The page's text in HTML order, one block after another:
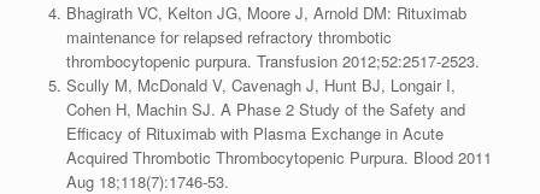
Bhagirath VC, Kelton JG, Moore J, Arnold DM: Rituximab
maintenance for relapsed refractory thrombotic
thrombocytopenic purpura. Transfusion 2012;52:2517-2523.
Scully M, McDonald V, Cavenagh J, Hunt BJ, Longair I,
Cohen H, Machin SJ. A Phase 2 Study of the Safety and
Efficacy of Rituximab with Plasma Exchange in Acute
Acquired Thrombotic Thrombocytopenic Purpura. Blood 2011
Aug 18;118(7):1746-53.